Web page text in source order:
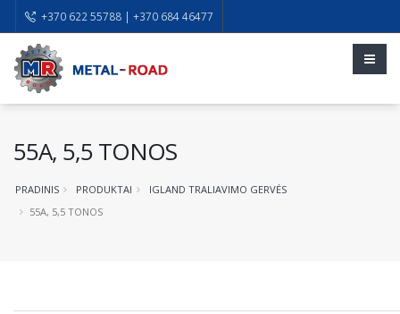
+370 622 55788 | +370 684 46477
55A, 5,5 TONOS
PRADINIS PRODUKTAI
IGLAND TRALIAVIMO GERVĖS
55A, 5,5 TONOS